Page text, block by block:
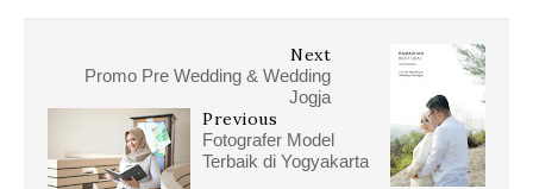
Next
Promo Pre Wedding & Wedding
Jogja
Previous
Fotografer Model
Terbaik di Yogyakarta